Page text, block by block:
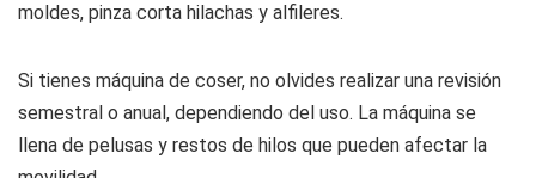
moldes, pinza corta hilachas y alfileres.
Si tienes máquina de coser, no olvides realizar una revisión
semestral o anual, dependiendo del uso. La máquina se
llena de pelusas y restos de hilos que pueden afectar la